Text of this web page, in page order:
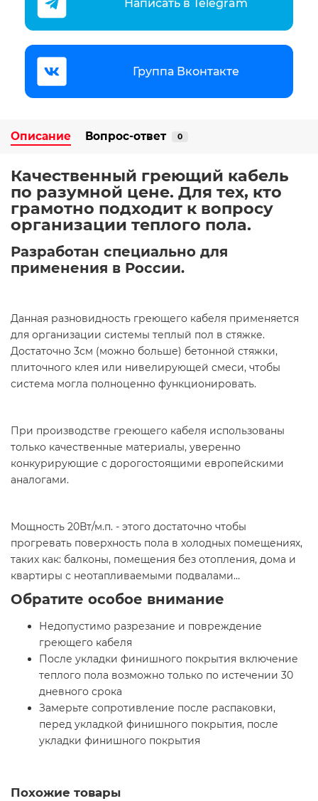
Написать в Telegram
Группа Вконтакте
Описание Вопрос-ответ 0
Качественный греющий кабель
по разумной цене. Для тех, кто
грамотно подходит к вопросу
организации теплого пола.
Разработан специально для
применения в России.
Данная разновидность греющего кабеля применяется
для организации системы теплый пол в стяжке.
Достаточно 3см (можно больше) бетонной стяжки,
плиточного клея или нивелирующей смеси, чтобы
система могла полноценно функционировать.
При производстве греющего кабеля использованы
только качественные материалы, уверенно
конкурирующие с дорогостоящими европейскими
аналогами.
Мощность 20Вт/м.п. - этого достаточно чтобы
прогревать поверхность пола в холодных помещениях,
таких как: балконы, помещения без отопления, дома и
квартиры с неотапливаемыми подвалами…
Обратите особое внимание
Недопустимо разрезание и повреждение
греющего кабеля
После укладки финишного покрытия включение
теплого пола возможно только по истечении 30
дневного срока
Замерьте сопротивление после распаковки,
перед укладкой финишного покрытия, после
укладки финишного покрытия
Похожие товары